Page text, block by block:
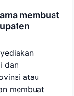
membuat
dan
atau
membuat